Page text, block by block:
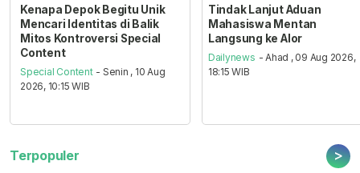
Kenapa Depok Begitu Unik
Mencari Identitas di Balik
Mitos Kontroversi Special
Content
Special Content - Senin , 10 Aug
2026, 10:15 WIB
Tindak Lanjut Aduan
Mahasiswa Mentan
Langsung ke Alor
Dailynews - Ahad , 09 Aug 2026,
18:15 WIB
Terpopuler >